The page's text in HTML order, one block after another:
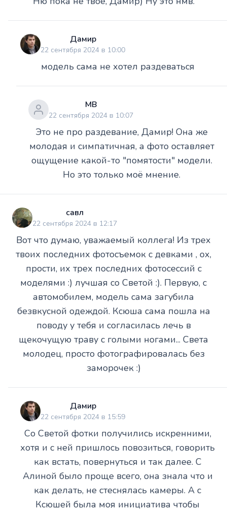
Дамир
22 сентября 2024 в 10:00
модель сама не хотел раздеваться
МВ
22 сентября 2024 в 10:07
Это не про раздевание, Дамир! Она же
молодая и симпатичная, а фото оставляет
ощущение какой-то "помятости" модели.
Но это только моё мнение.
савл
22 сентября 2024 в 12:17
Вот что думаю, уважаемый коллега! Из трех
твоих последних фотосъемок с девками , ох,
прости, их трех последних фотосессий с
моделями :) лучшая со Светой :). Первую, с
автомобилем, модель сама загубила
безвкусной одеждой. Ксюша сама пошла на
поводу у тебя и согласилась лечь в
щекочущую траву с голыми ногами... Света
молодец, просто фотографировалась без
заморочек :)
Дамир
22 сентября 2024 в 15:59
Со Светой фотки получились искренними,
хотя и с ней пришлось повозиться, говорить
как встать, повернуться и так далее. С
Алиной было проще всего, она знала что и
как делать, не стеснялась камеры. А с
Ксюшей была моя инициатива чтобы